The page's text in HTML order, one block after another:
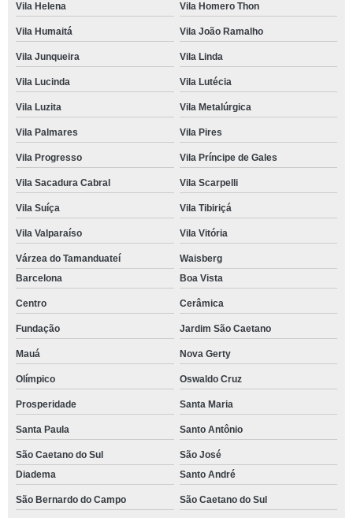
Vila Helena Vila Homero Thon
Vila Humaitá Vila João Ramalho
Vila Junqueira Vila Linda
Vila Lucinda Vila Lutécia
Vila Luzita Vila Metalúrgica
Vila Palmares Vila Pires
Vila Progresso Vila Príncipe de Gales
Vila Sacadura Cabral Vila Scarpelli
Vila Suíça Vila Tibiriçá
Vila Valparaíso Vila Vitória
Várzea do Tamanduateí
Waisberg
Barcelona
Boa Vista
Centro Cerâmica
Fundação Jardim São Caetano
Mauá Nova Gerty
Olímpico Oswaldo Cruz
Prosperidade Santa Maria
Santa Paula Santo Antônio
São Caetano do Sul
São José
Diadema
Santo André
São Bernardo do Campo São Caetano do Sul